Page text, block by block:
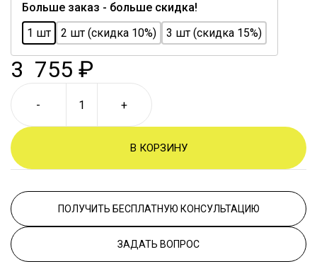
Больше заказ - больше скидка!
1 шт
2 шт (скидка 10%) 3 шт (скидка 15%)
3 755 ₽
- +
В КОРЗИНУ
ПОЛУЧИТЬ БЕСПЛАТНУЮ КОНСУЛЬТАЦИЮ
ЗАДАТЬ ВОПРОС